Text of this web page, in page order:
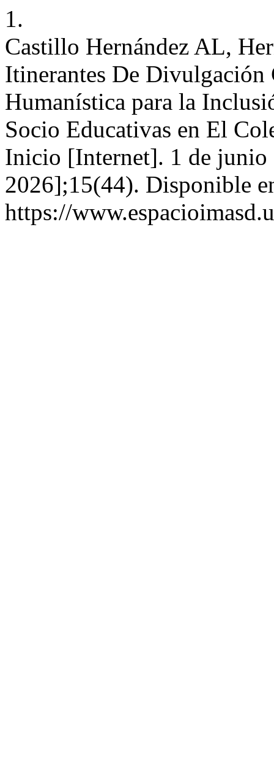
1.
Castillo Hernández AL,
Itinerantes De
Humanística para la
Socio Educativas en El
Inicio [Internet]. 1 de junio
2026];15(44). Disponible
https://